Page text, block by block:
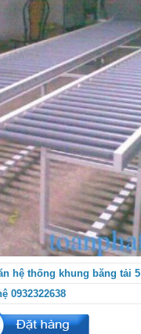
hệ thống khung băng tải 5
0932322638